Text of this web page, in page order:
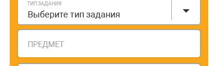
ТИП ЗАДАНИЯ
Выберите тип задания
ПРЕДМЕТ